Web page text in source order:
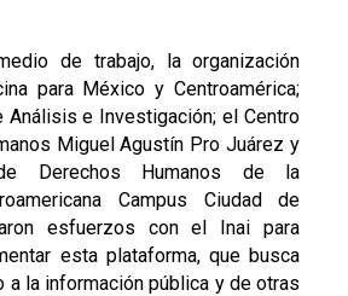
de trabajo, la organización
para México y Centroamérica;
Análisis e Investigación; el Centro
Miguel Agustín Pro Juárez y
Derechos Humanos de la
Campus Ciudad de
esfuerzos con el Inai para
esta plataforma, que busca
a la información pública y de otras